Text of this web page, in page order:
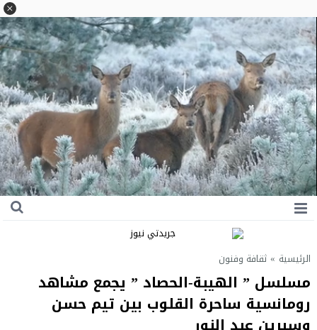
الرئيسية » ثقافة وفنون
مسلسل ” الهيبة-الحصاد ” يجمع مشاهد
رومانسية ساحرة القلوب بين تيم حسن